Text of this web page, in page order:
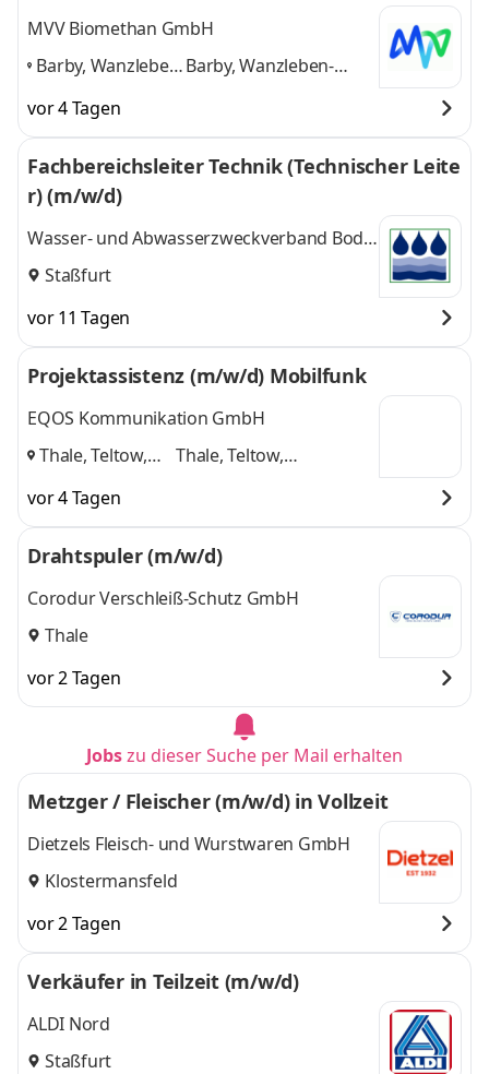
MVV Biomethan GmbH
Barby, Wanzleben-
Kroppenstedt,
Staßfurt,
Barby, Wanzleben-
vor 4 Tagen
Fachbereichsleiter Technik (Technischer Leite
r) (m/w/d)
Wasser- und Abwasserzweckverband Bode-
Wipper
Staßfurt
vor 11 Tagen
Projektassistenz (m/w/d) Mobilfunk
EQOS Kommunikation GmbH
Thale, Teltow,
Thale, Teltow,
vor 4 Tagen
Drahtspuler (m/w/d)
Corodur Verschleiß-Schutz GmbH
Thale
vor 2 Tagen
Jobszu dieser Suche per Mail erhalten
Metzger / Fleischer (m/w/d) in Vollzeit
Dietzels Fleisch- und Wurstwaren GmbH
Klostermansfeld
vor 2 Tagen
Verkäufer in Teilzeit (m/w/d)
ALDI Nord
Staßfurt